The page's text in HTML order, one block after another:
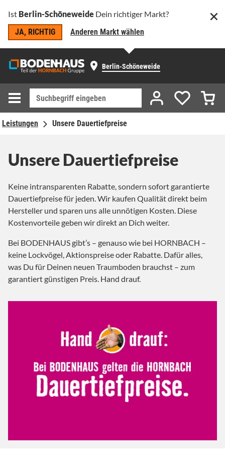
Ist Berlin-Schöneweide Dein richtiger Markt?
JA, RICHTIG
Anderen Markt wählen
Berlin-Schöneweide